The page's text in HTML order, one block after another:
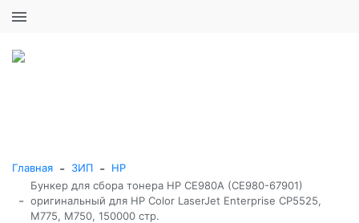
Главная - ЗИП - HP
-
Бункер для сбора тонера HP CE980A (CE980-67901)
оригинальный для HP Color LaserJet Enterprise CP5525,
M775, M750, 150000 стр.